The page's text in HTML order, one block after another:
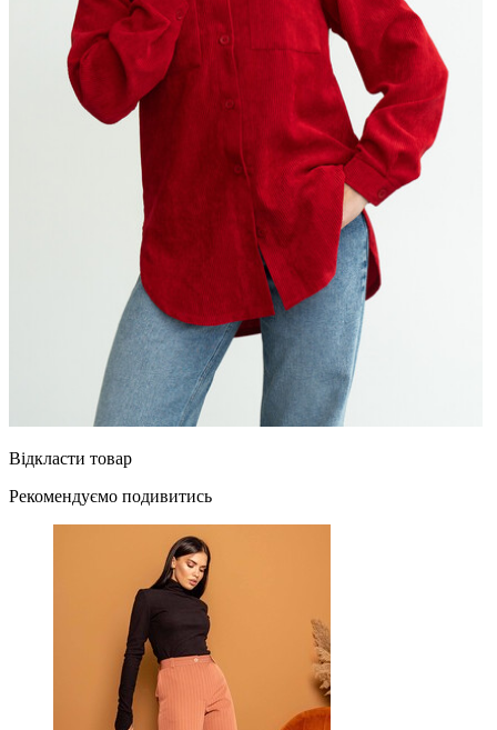
Відкласти товар
Рекомендуємо подивитись